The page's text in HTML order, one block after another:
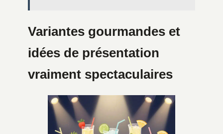
Variantes gourmandes et
idées de présentation
vraiment spectaculaires